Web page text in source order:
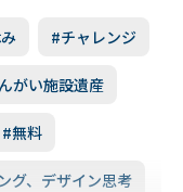
#チャレンジ
がい施設遺産
#無料
グ、デザイン思考